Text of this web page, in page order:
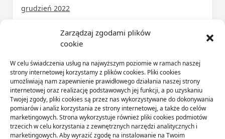
Zarządzaj zgodami plików
cookie
W celu świadczenia usług na najwyższym poziomie w ramach naszej
strony internetowej korzystamy z plików cookies. Pliki cookies
umożliwiają nam zapewnienie prawidłowego działania naszej strony
internetowej oraz realizację podstawowych jej funkcji, a po uzyskaniu
Twojej zgody, pliki cookies są przez nas wykorzystywane do dokonywania
pomiarów i analiz korzystania ze strony internetowej, a także do celów
marketingowych. Strona wykorzystuje również pliki cookies podmiotów
trzecich w celu korzystania z zewnętrznych narzędzi analitycznych i
marketingowych. Aby wyrazić zgodę na instalowanie na Twoim
grudzień 2022
ARTYKUŁ SPONSOROWANY(31)
Budownictwo(56)
Dom(71)
Ogród(16)
Przemysł (89)